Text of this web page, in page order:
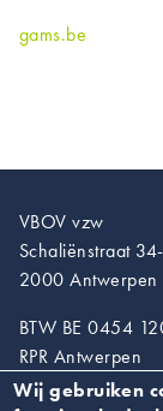
gams.be
VBOV vzw
Schaliënstraat
2000 Antwerpen
BTW BE 0454
RPR Antwerpen
T. 03/218.89.67
Wij gebruiken